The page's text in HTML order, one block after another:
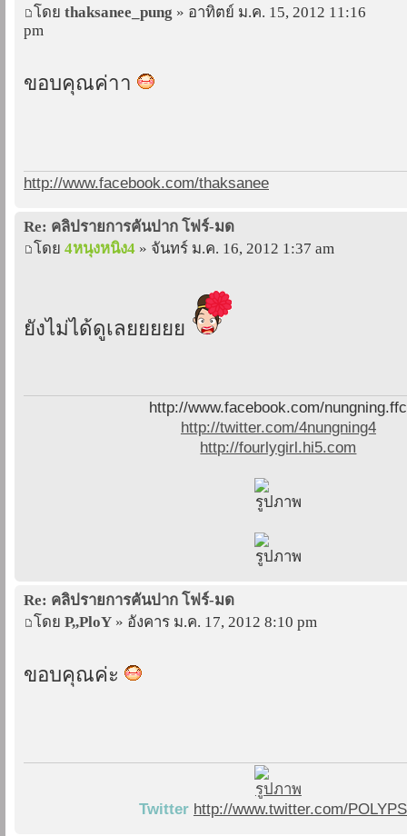
โดย thaksanee_pung » อาทิตย์ ม.ค. 15, 2012 11:16
pm
ขอบคุณค่าา
http://www.facebook.com/thaksanee
Re: คลิปรายการคันปาก โฟร์-มด
โดย 4หนุงหนิง4 » จันทร์ ม.ค. 16, 2012 1:37 am
ยังไม่ได้ดูเลยยยยย
http://www.facebook.com/nungning.ffc
http://twitter.com/4nungning4
http://fourlygirl.hi5.com
Re: คลิปรายการคันปาก โฟร์-มด
โดย P,,PloY » อังคาร ม.ค. 17, 2012 8:10 pm
ขอบคุณค่ะ
Twitter http://www.twitter.com/